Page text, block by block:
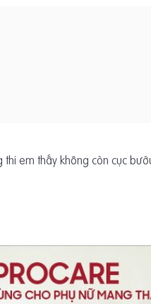
em thấy không còn cục